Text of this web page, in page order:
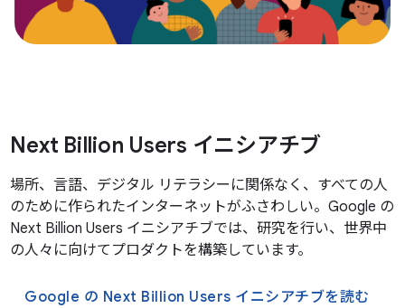
Next Billion Users イニシアチブ
場所、言語、デジタル リテラシーに関係なく、すべての人
のために作られたインターネットがふさわしい。Google の
Next Billion Users イニシアチブでは、研究を行い、世界中
の人々に向けてプロダクトを構築しています。
Google の Next Billion Users イニシアチブを読む